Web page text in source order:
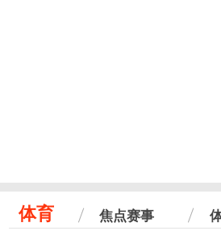
体育 焦点赛事